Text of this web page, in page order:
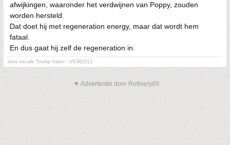
afwijkingen, waaronder het verdwijnen van Poppy, zouden
worden hersteld.
Dat doet hij met regeneration energy, maar dat wordt hem
fataal.
En dus gaat hij zelf de regeneration in.
zeer vocale Trump hater - VEM2012
▼ Advertentie door Refinery89